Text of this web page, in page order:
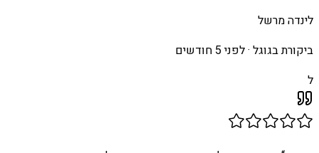
לינדה מרשל
ביקורת בגוגל ·לפני 5 חודשים
ל